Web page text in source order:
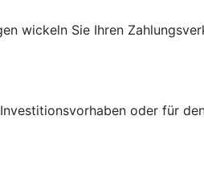
wickeln Sie Ihren
oder für